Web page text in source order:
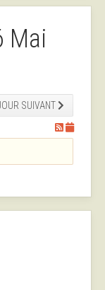
Mai
SUIVANT